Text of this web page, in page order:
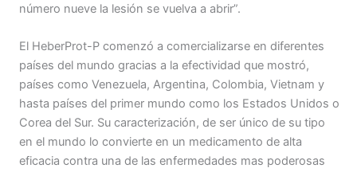
número nueve la lesión se vuelva a abrir”.
El HeberProt-P comenzó a comercializarse en diferentes
países del mundo gracias a la efectividad que mostró,
países como Venezuela, Argentina, Colombia, Vietnam y
hasta países del primer mundo como los Estados Unidos o
Corea del Sur. Su caracterización, de ser único de su tipo
en el mundo lo convierte en un medicamento de alta
eficacia contra una de las enfermedades mas poderosas